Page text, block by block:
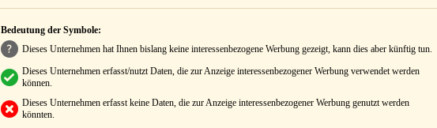
Bedeutung der Symbole:
Dieses Unternehmen hat Ihnen bislang keine interessenbezogene Werbung gezeigt, kann dies aber künftig tun.
Dieses Unternehmen erfasst/nutzt Daten, die zur Anzeige interessenbezogener Werbung verwendet werden
können.
Dieses Unternehmen erfasst keine Daten, die zur Anzeige interessenbezogener Werbung genutzt werden
könnten.